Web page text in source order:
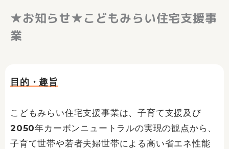
★お知らせ★こどもみらい住宅支援事
業
目的・趣旨
こどもみらい住宅⽀援事業は、⼦育て⽀援及び
2050年カーボンニュートラルの実現の観点から、
⼦育て世帯や若者夫婦世帯による⾼い省エネ性能